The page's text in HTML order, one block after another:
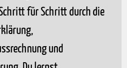
für Schritt durch die
und